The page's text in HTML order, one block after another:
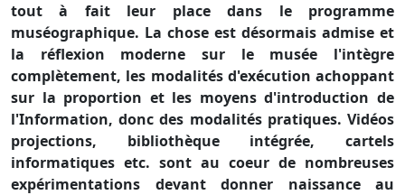
tout à fait leur place dans le programme
muséographique. La chose est désormais admise et
la réflexion moderne sur le musée l'intègre
complètement, les modalités d'exécution achoppant
sur la proportion et les moyens d'introduction de
l'Information, donc des modalités pratiques. Vidéos
projections, bibliothèque intégrée, cartels
informatiques etc. sont au coeur de nombreuses
expérimentations devant donner naissance au